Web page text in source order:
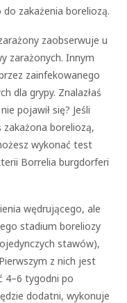
zakażenia boreliozą.
zaobserwuje u
zarażonych. Innym
zainfekowanego
dla grypy. Znalazłaś
pojawił się? Jeśli
zakażona boreliozą,
wykonać test
Borrelia burgdorferi
wędrującego, ale
stadium boreliozy
stawów),
z nich jest
4–6 tygodni po
dodatni, wykonuje